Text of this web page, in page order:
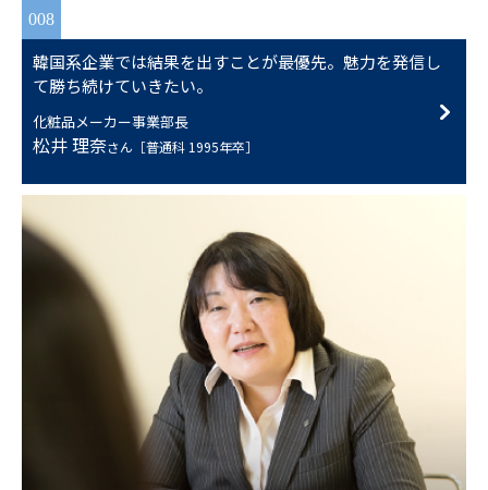
008
韓国系企業では結果を出すことが最優先。魅力を発信し
て勝ち続けていきたい。
化粧品メーカー事業部長
松井 理奈さん［普通科 1995年卒］